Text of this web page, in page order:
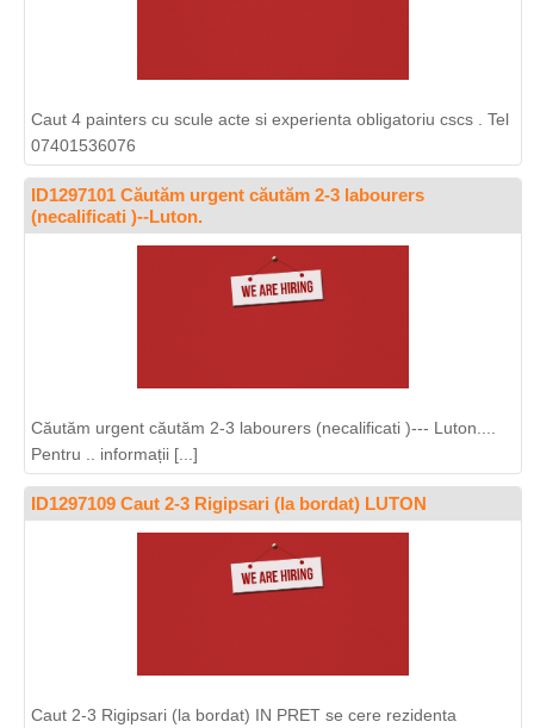
Caut 4 painters cu scule acte si experienta obligatoriu cscs . Tel
07401536076
ID1297101 Căutăm urgent căutăm 2-3 labourers
(necalificati )--Luton.
Căutăm urgent căutăm 2-3 labourers (necalificati )--- Luton....
Pentru .. informații [...]
ID1297109 Caut 2-3 Rigipsari (la bordat) LUTON
Caut 2-3 Rigipsari (la bordat) IN PRET se cere rezidenta